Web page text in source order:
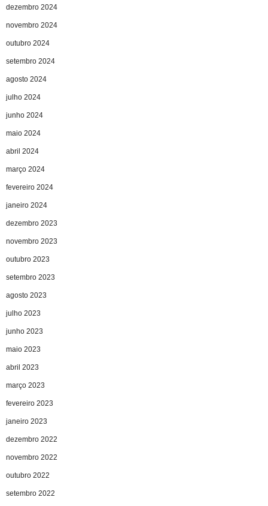
dezembro 2024
novembro 2024
outubro 2024
setembro 2024
agosto 2024
julho 2024
junho 2024
maio 2024
abril 2024
março 2024
fevereiro 2024
janeiro 2024
dezembro 2023
novembro 2023
outubro 2023
setembro 2023
agosto 2023
julho 2023
junho 2023
maio 2023
abril 2023
março 2023
fevereiro 2023
janeiro 2023
dezembro 2022
novembro 2022
outubro 2022
setembro 2022